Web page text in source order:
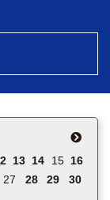
13 14 15 16
27 28 29 30